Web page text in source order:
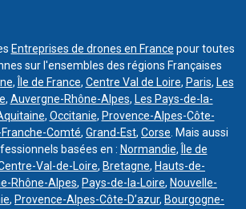
Entreprises de drones en France pour toutes
sur l'ensembles des régions Françaises
, Île de France, Centre Val de Loire, Paris, Les
, Auvergne-Rhône-Alpes, Les Pays-de-la-
, Occitanie, Provence-Alpes-Côte-
Comté, Grand-Est, Corse . Mais aussi
basées en : Normandie,
Île de
Val-de-Loire, Bretagne, Hauts-de-
Rhône-Alpes, Pays-de-la-Loire, Nouvelle-
, Provence-Alpes-Côte-D’azur, Bourgogne-